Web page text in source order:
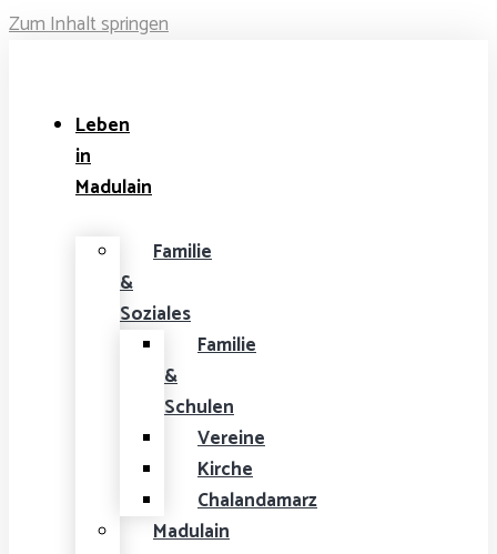
Zum Inhalt springen
Leben
in
Madulain
Familie
&
Soziales
Familie
&
Schulen
Vereine
Kirche
Chalandamarz
Madulain